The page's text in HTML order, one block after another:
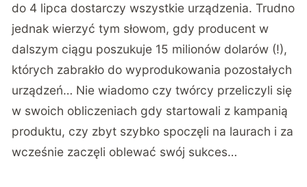
do 4 lipca dostarczy wszystkie urządzenia. Trudno
jednak wierzyć tym słowom, gdy producent w
dalszym ciągu poszukuje 15 milionów dolarów (!),
których zabrakło do wyprodukowania pozostałych
urządzeń… Nie wiadomo czy twórcy przeliczyli się
w swoich obliczeniach gdy startowali z kampanią
produktu, czy zbyt szybko spoczęli na laurach i za
wcześnie zaczęli oblewać swój sukces…